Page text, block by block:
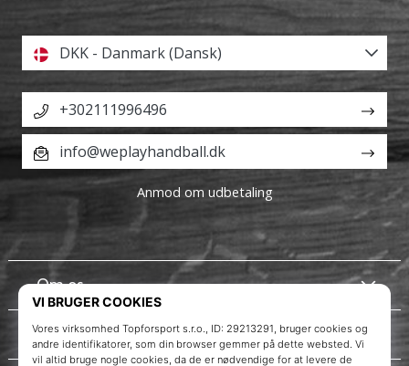
Om os
Kundeservice
DKK - Danmark (Dansk)
+302111996496
info@weplayhandball.dk
Anmod om udbetaling